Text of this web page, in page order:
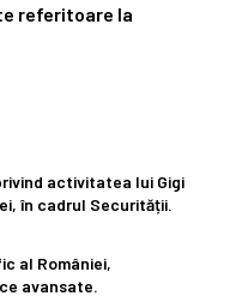
referitoare la
activitatea lui Gigi
în cadrul Securității.
al României,
avansate.